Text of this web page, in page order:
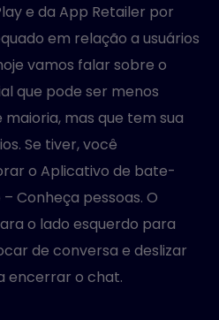
e da App Retailer por
em relação a usuários
vamos falar sobre o
que pode ser menos
mas que tem sua
Se tiver, você
o Aplicativo de bate-
Conheça pessoas. O
o lado esquerdo para
de conversa e deslizar
encerrar o chat.